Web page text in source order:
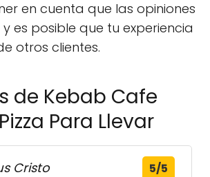
en cuenta que las opiniones
es posible que tu experiencia
otros clientes.
de Kebab Cafe
Para Llevar
Cristo 5/5